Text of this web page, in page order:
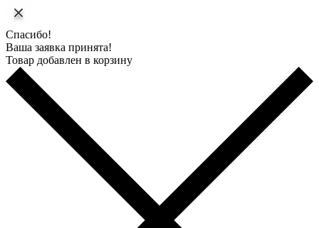
Спасибо!
Ваша заявка принята!
Товар добавлен в корзину